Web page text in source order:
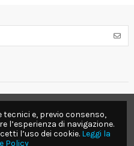
e, previo consenso,
l’esperienza di navigazione.
l’uso dei cookie. Leggi la
Policy